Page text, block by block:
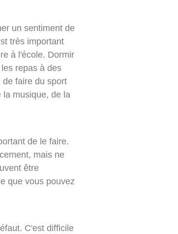
un sentiment de
très important
à l'école. Dormir
repas à des
faire du sport
musique, de la
de le faire.
mais ne
être
que vous pouvez
C'est difficile